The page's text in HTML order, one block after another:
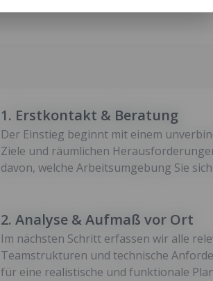
1. Erstkontakt & Beratung
Der Einstieg beginnt mit einem
Ziele und räumlichen
davon, welche Arbeitsumgebung Sie
2. Analyse & Aufmaß vor Ort
Im nächsten Schritt erfassen wir alle
Teamstrukturen und technische
für eine realistische und funktionale